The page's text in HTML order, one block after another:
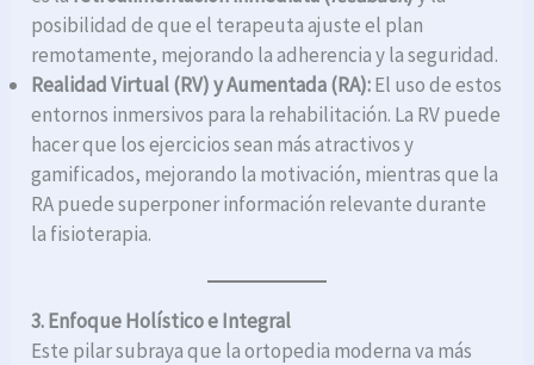
posibilidad de que el terapeuta ajuste el plan
remotamente, mejorando la adherencia y la seguridad.
Realidad Virtual (RV) y Aumentada (RA):El uso de estos
entornos inmersivos para la rehabilitación. La RV puede
hacer que los ejercicios sean más atractivos y
gamificados, mejorando la motivación, mientras que la
RA puede superponer información relevante durante
la fisioterapia.
3. Enfoque Holístico e Integral
Este pilar subraya que la ortopedia moderna va más